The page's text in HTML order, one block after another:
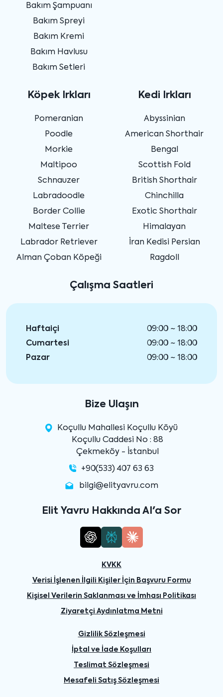
Bakım Şampuanı
Bakım Spreyi
Bakım Kremi
Bakım Havlusu
Bakım Setleri
Köpek Irkları
Pomeranian
Poodle
Morkie
Maltipoo
Schnauzer
Labradoodle
Border Collie
Maltese Terrier
Labrador Retriever
Alman Çoban Köpeği
Kedi Irkları
Abyssinian
American Shorthair
Bengal
Scottish Fold
British Shorthair
Chinchilla
Exotic Shorthair
Himalayan
İran Kedisi Persian
Ragdoll
Çalışma Saatleri
Haftaiçi
09:00 ~ 18:00
Cumartesi
09:00 ~ 18:00
Pazar
09:00 ~ 18:00
Bize Ulaşın
Koçullu Mahallesi Koçullu Köyü
Koçullu Caddesi No : 88
Çekmeköy - İstanbul
+90(533) 407 63 63
bilgi@elityavru.com
Elit Yavru Hakkında AI'a Sor
KVKK
Verisi İşlenen İlgili Kişiler İçin Başvuru Formu
Kişisel Verilerin Saklanması ve İmhası Politikası
Ziyaretçi Aydınlatma Metni
Gizlilik Sözleşmesi
İptal ve İade Koşulları
Teslimat Sözleşmesi
Mesafeli Satış Sözleşmesi